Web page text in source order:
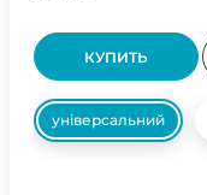
КУПИТЬ
універсальний